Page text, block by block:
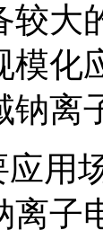
大
模化
钠离
用
离子